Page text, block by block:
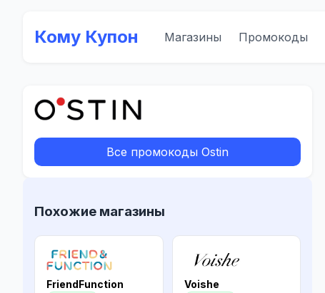
Кому Купон Магазины Промокоды
Все промокоды Ostin
Похожие магазины
FriendFunction Voishe